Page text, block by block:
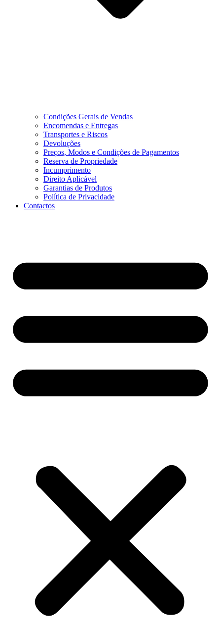
Condições Gerais de Vendas
Encomendas e Entregas
Transportes e Riscos
Devoluções
Preços, Modos e Condições de Pagamentos
Reserva de Propriedade
Incumprimento
Direito Aplicável
Garantias de Produtos
Política de Privacidade
Contactos